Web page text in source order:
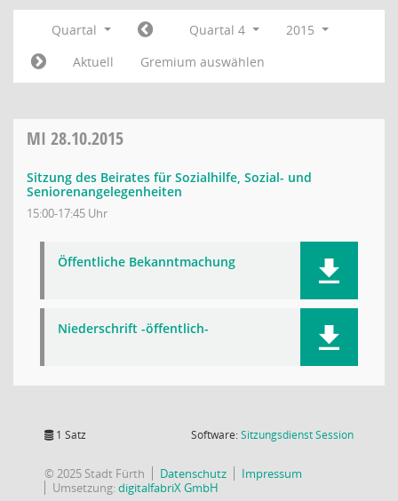
Quartal Quartal 4
2015
Aktuell
Gremium auswählen
MI 28.10.2015
Sitzung des Beirates für Sozialhilfe, Sozial- und
Seniorenangelegenheiten
15:00-17:45 Uhr
Öffentliche Bekanntmachung
Niederschrift -öffentlich-
1 Satz Software:SitzungsdienstSession(Wird in
© 2025 Stadt Fürth Datenschutz
Impressum
Umsetzung:digitalfabriX GmbH